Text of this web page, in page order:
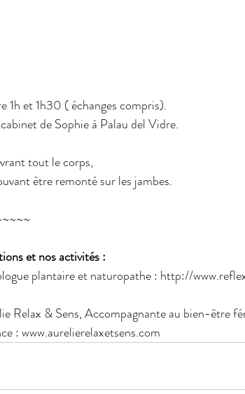
1h et 1h30 ( échanges compris).
de Sophie à Palau del Vidre.
tout le corps,
être remonté sur les jambes.
et nos activités :
plantaire et naturopathe : http://
Relax & Sens, Accompagnante au bien-être
: www.aurelierelaxetsens.com